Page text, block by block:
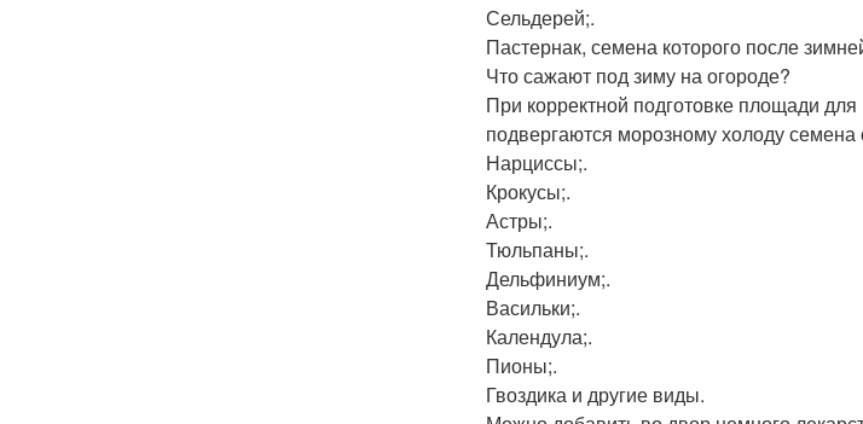
Сельдерей;.
Пастернак, семена которого после
Что сажают под зиму на огороде?
При корректной подготовке площади
подвергаются морозному холоду семена
Нарциссы;.
Крокусы;.
Астры;.
Тюльпаны;.
Дельфиниум;.
Васильки;.
Календула;.
Пионы;.
Гвоздика и другие виды.